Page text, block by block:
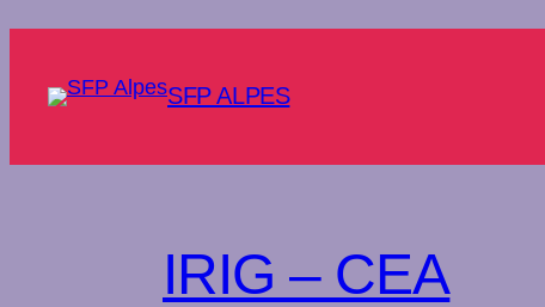
Aller
contenu
SFP ALPES
IRIG – CEA